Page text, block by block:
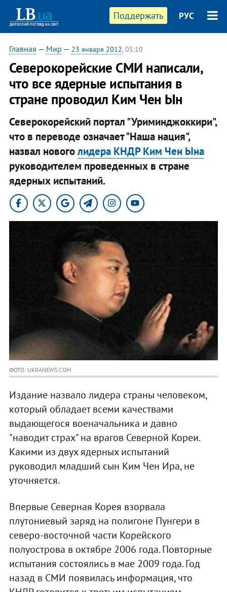
Поддержать РУС
Главная — Мир — 23 января 2012, 05:10
Северокорейские СМИ написали,
что все ядерные испытания в
стране проводил Ким Чен Ын
Северокорейский портал "Уриминджоккири",
что в переводе означает "Наша нация",
назвал новоголидера КНДР Ким Чен Ына
руководителем проведенных в стране
ядерных испытаний.
ФОТО: UKRANEWS.COM
Издание назвало лидера страны человеком,
который обладает всеми качествами
выдающегося военачальника и давно
"наводит страх" на врагов Северной Кореи.
Какими из двух ядерных испытаний
руководил младший сын Ким Чен Ира, не
уточняется.
Впервые Северная Корея взорвала
плутониевый заряд на полигоне Пунгери в
северо-восточной части Корейского
полуострова в октябре 2006 года. Повторные
испытания состоялись в мае 2009 года. Год
назад в СМИ появилась информация, что